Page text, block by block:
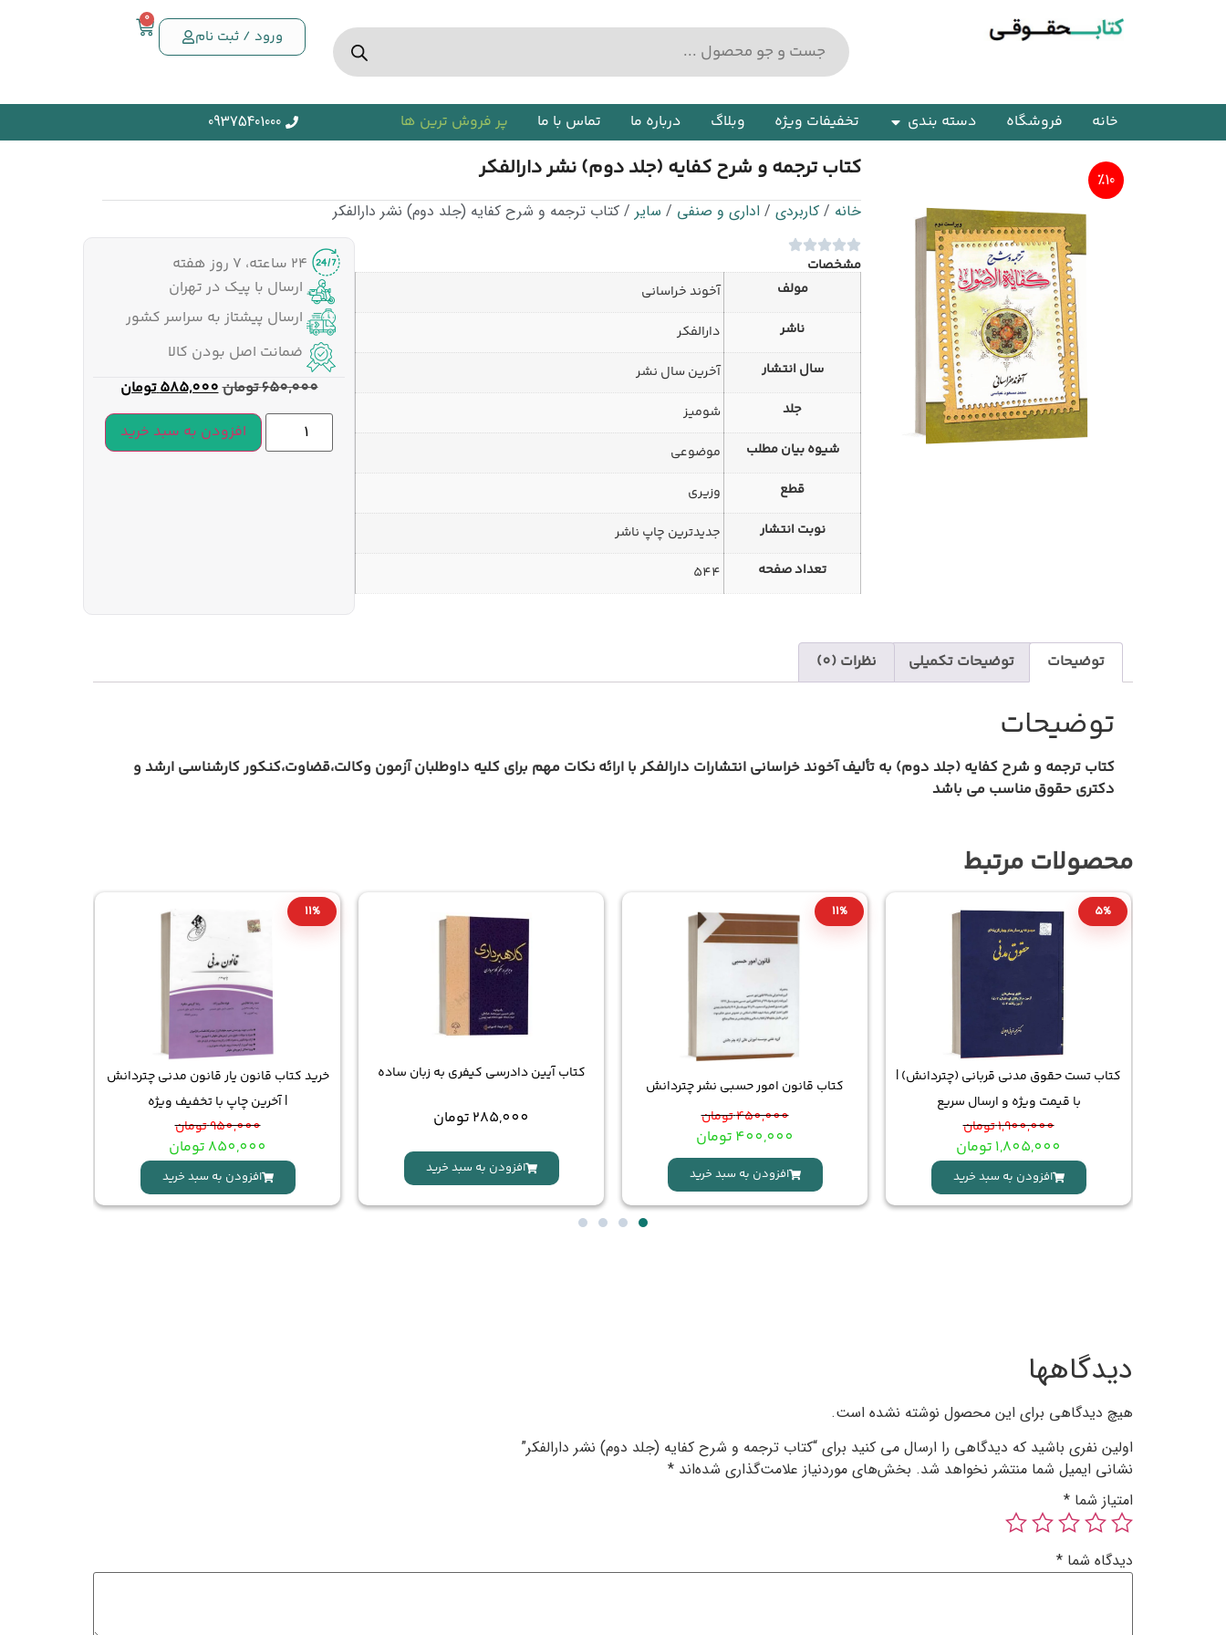
ورود / ثبت نام
0
خانه فروشگاه دسته بندی تخفیفات ویژه وبلاگ درباره ما تماس با ما پر فروش ترین ها 09375401000
٪10 کتاب ترجمه و شرح کفایه (جلد دوم) نشر دارالفکر
خانه / کاربردی/ اداری و صنفی / سایر/ کتاب ترجمه و شرح کفایه (جلد دوم) نشر دارالفکر
مشخصات
مولف
آخوند خراسانی
ناشر
دارالفکر
سال انتشار
آخرین سال نشر
جلد
شومیز
شیوه بیان مطلب
موضوعی
قطع
وزیری
نوبت انتشار
جدیدترین چاپ ناشر
تعداد صفحه
544
۲۴ ساعته، ۷ روز هفته
ارسال با پیک در تهران
ارسال پیشتاز به سراسر کشور
ضمانت اصل بودن کالا
650,000تومان585,000تومان
افزودن به سبد خرید
توضیحات توضیحات تکمیلی نظرات (0)
توضیحات
کتاب ترجمه و شرح کفایه (جلد دوم) به تألیف آخوند خراسانی انتشارات دارالفکر با ارائه نکات مهم برای کلیه داوطلبان آزمون وکالت،قضاوت،کنکور کارشناسی ارشد و
دکتری حقوقمناسب می باشد
محصولات مرتبط
5%
کتاب تست حقوق مدنی قربانی (چتردانش) |
با قیمت ویژه و ارسال سریع
1,900,000تومان
1,805,000 تومان
افزودن به سبد خرید
11%
کتاب قانون امور حسبی نشر چتردانش
450,000تومان
400,000 تومان
افزودن به سبد خرید
کتاب آیین دادرسی کیفری به زبان ساده
285,000 تومان
افزودن به سبد خرید
11%
خرید کتاب قانون یار قانون مدنی چتردانش
| آخرین چاپ با تخفیف ویژه
950,000تومان
850,000 تومان
افزودن به سبد خرید
دیدگاهها
هیچ دیدگاهی برای این محصول نوشته نشده است.
اولین نفری باشید که دیدگاهی را ارسال می کنید برای “کتاب ترجمه و شرح کفایه (جلد دوم) نشر دارالفکر”
نشانی ایمیل شما منتشر نخواهد شد. بخش‌های موردنیاز علامت‌گذاری شده‌اند *
امتیاز شما *
دیدگاه شما *